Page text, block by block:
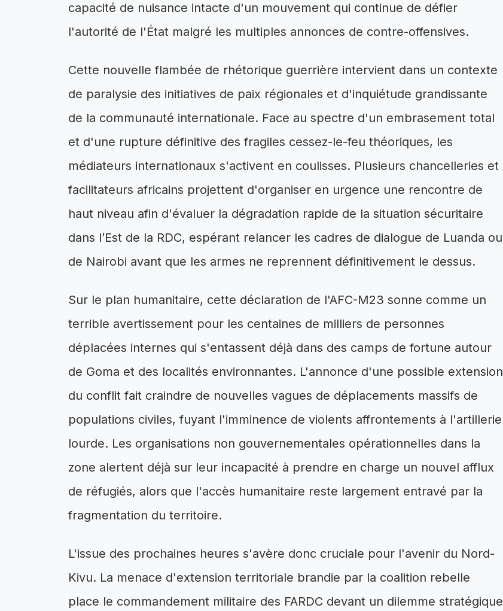
capacité de nuisance intacte d'un mouvement qui continue de défier
l'autorité de l'État malgré les multiples annonces de contre-offensives.
Cette nouvelle flambée de rhétorique guerrière intervient dans un contexte
de paralysie des initiatives de paix régionales et d'inquiétude grandissante
de la communauté internationale. Face au spectre d'un embrasement total
et d'une rupture définitive des fragiles cessez-le-feu théoriques, les
médiateurs internationaux s'activent en coulisses. Plusieurs chancelleries et
facilitateurs africains projettent d'organiser en urgence une rencontre de
haut niveau afin d'évaluer la dégradation rapide de la situation sécuritaire
dans l’Est de la RDC, espérant relancer les cadres de dialogue de Luanda ou
de Nairobi avant que les armes ne reprennent définitivement le dessus.
Sur le plan humanitaire, cette déclaration de l'AFC-M23 sonne comme un
terrible avertissement pour les centaines de milliers de personnes
déplacées internes qui s'entassent déjà dans des camps de fortune autour
de Goma et des localités environnantes. L'annonce d'une possible extension
du conflit fait craindre de nouvelles vagues de déplacements massifs de
populations civiles, fuyant l'imminence de violents affrontements à l'artillerie
lourde. Les organisations non gouvernementales opérationnelles dans la
zone alertent déjà sur leur incapacité à prendre en charge un nouvel afflux
de réfugiés, alors que l'accès humanitaire reste largement entravé par la
fragmentation du territoire.
L'issue des prochaines heures s'avère donc cruciale pour l'avenir du Nord-
Kivu. La menace d'extension territoriale brandie par la coalition rebelle
place le commandement militaire des FARDC devant un dilemme stratégique